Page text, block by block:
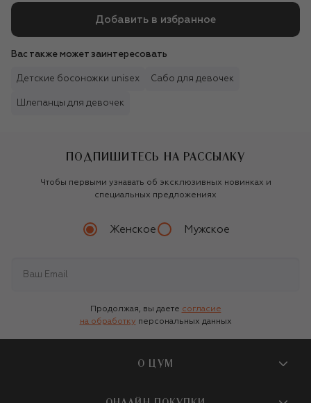
Добавить в избранное
Вас также может заинтересовать
Детские босоножки unisex Сабо для девочек
Шлепанцы для девочек
ПОДПИШИТЕСЬ НА РАССЫЛКУ
Чтобы первыми узнавать об эксклюзивных новинках и
специальных предложениях
Женское Мужское
Продолжая, вы даете согласие
на обработку персональных данных
О ЦУМ
О магазине